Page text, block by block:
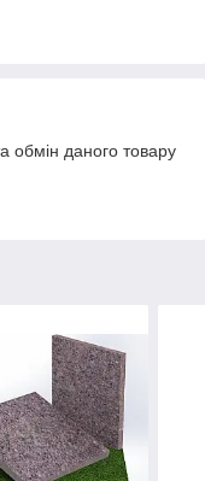
обмін даного товару